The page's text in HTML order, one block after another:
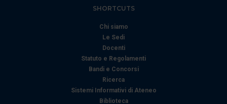
SHORTCUTS
Chi siamo
Le Sedi
Docenti
Statuto e Regolamenti
Bandi e Concorsi
Ricerca
Sistemi Informativi di Ateneo
Biblioteca